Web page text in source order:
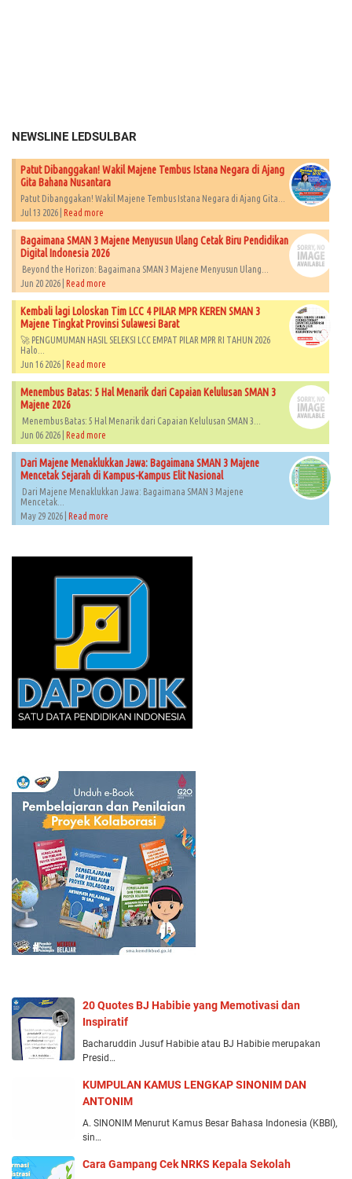
NEWSLINE LEDSULBAR
Patut Dibanggakan! Wakil Majene Tembus Istana Negara di Ajang
Gita Bahana Nusantara
Patut Dibanggakan! Wakil Majene Tembus Istana Negara di Ajang Gita...
Jul 13 2026 |
Read more
Bagaimana SMAN 3 Majene Menyusun Ulang Cetak Biru Pendidikan
Digital Indonesia 2026
Beyond the Horizon: Bagaimana SMAN 3 Majene Menyusun Ulang...
Jun 20 2026 |
Read more
Kembali lagi Loloskan Tim LCC 4 PILAR MPR KEREN SMAN 3
Majene Tingkat Provinsi Sulawesi Barat
🚀 PENGUMUMAN HASIL SELEKSI LCC EMPAT PILAR MPR RI TAHUN 2026​
Halo...
Jun 16 2026 | Read more
Menembus Batas: 5 Hal Menarik dari Capaian Kelulusan SMAN 3
Majene 2026
Menembus Batas: 5 Hal Menarik dari Capaian Kelulusan SMAN 3...
Jun 06 2026 | Read more
Dari Majene Menaklukkan Jawa: Bagaimana SMAN 3 Majene
Mencetak Sejarah di Kampus-Kampus Elit Nasional
Dari Majene Menaklukkan Jawa: Bagaimana SMAN 3 Majene
Mencetak...
May 29 2026 | Read more
20 Quotes BJ Habibie yang Memotivasi dan
Inspiratif
Bacharuddin Jusuf Habibie atau BJ Habibie merupakan
Presid…
KUMPULAN KAMUS LENGKAP SINONIM DAN
ANTONIM
A. SINONIM Menurut Kamus Besar Bahasa Indonesia (KBBI),
sin…
Cara Gampang Cek NRKS Kepala Sekolah